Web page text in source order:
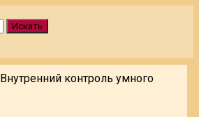
Искать
Внутренний контроль умного